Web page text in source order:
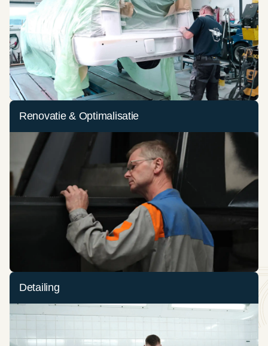
Renovatie & Optimalisatie
Detailing